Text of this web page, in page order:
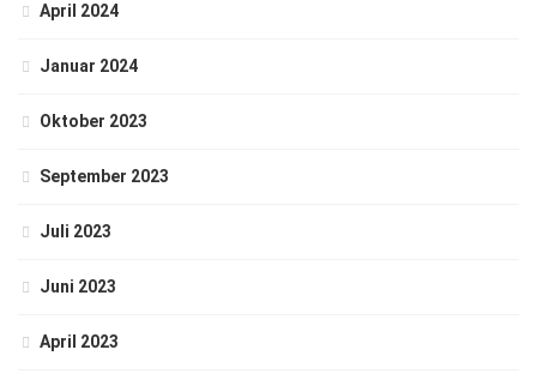
April 2024
Januar 2024
Oktober 2023
September 2023
Juli 2023
Juni 2023
April 2023